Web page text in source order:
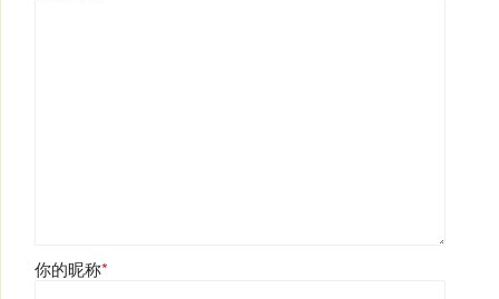
你的昵称*